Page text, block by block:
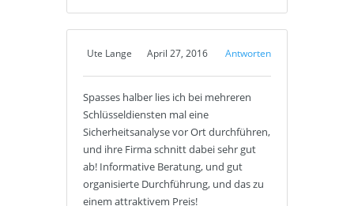
Ute Lange April 27, 2016 Antworten
Spasses halber lies ich bei mehreren
Schlüsseldiensten mal eine
Sicherheitsanalyse vor Ort durchführen,
und ihre Firma schnitt dabei sehr gut
ab! Informative Beratung, und gut
organisierte Durchführung, und das zu
einem attraktivem Preis!